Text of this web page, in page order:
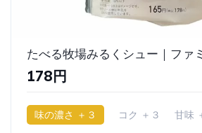
たべる牧場みるくシュー｜ファ
178円
味の濃さ ＋３ コク ＋３
甘味